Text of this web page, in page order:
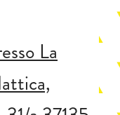
La